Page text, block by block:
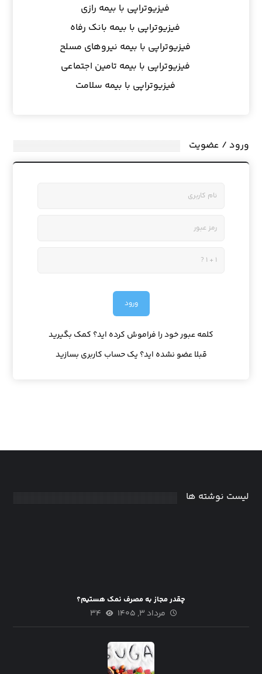
فیزیوتراپی با بیمه رازی
فیزیوتراپی با بیمه بانک رفاه
فیزیوتراپی با بیمه نیروهای مسلح
فیزیوتراپی با بیمه تامین اجتماعی
فیزیوتراپی با بیمه سلامت
ورود / عضویت
کلمه عبور خود را فراموش کرده اید؟ کمک بگیرید
قبلا عضو نشده اید؟ یک حساب کاربری بسازید
لیست نوشته ها
چقدر مجاز به مصرف نمک هستیم؟
مرداد ۳, ۱۴۰۵ ۳۴